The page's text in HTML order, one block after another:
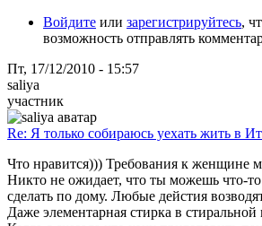
Войдите или зарегистрируйтесь,
возможность отправлять
Пт, 17/12/2010 - 15:57
saliya
участник
Re: Я только собираюсь уехать жить в
Что нравится))) Требования к женщине
Никто не ожидает, что ты можешь что-
сделать по дому. Любые дейстия
Даже элементарная стирка в